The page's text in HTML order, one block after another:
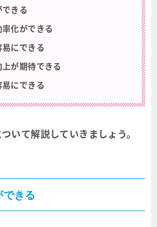
できる
化ができる
易にできる
が期待できる
易にできる
いて解説していきましょう。
きる